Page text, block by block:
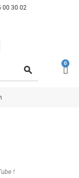
00 30 02
search
0
!